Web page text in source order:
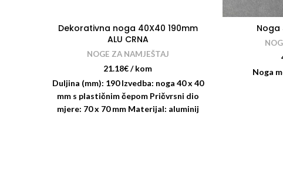
Dekorativna noga 40X40 190mm
ALU CRNA
NOGE ZA NAMJEŠTAJ
21.18€/ kom
Duljina (mm): 190 Izvedba: noga 40 x 40
mm s plastičnim čepom Pričvrsni dio
mjere: 70 x 70 mm Materijal: aluminij
Noga
Noga